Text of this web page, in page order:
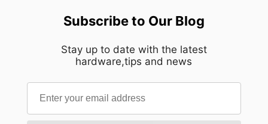
Subscribe to Our Blog
Stay up to date with the latest
hardware,tips and news